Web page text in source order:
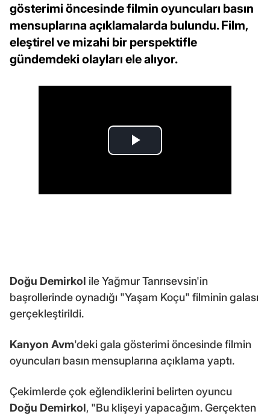
gösterimi öncesinde filmin oyuncuları basın
mensuplarına açıklamalarda bulundu. Film,
eleştirel ve mizahi bir perspektifle
gündemdeki olayları ele alıyor.
Doğu Demirkol ile Yağmur Tanrısevsin'in
başrollerinde oynadığı "Yaşam Koçu" filminin galası
gerçekleştirildi.
Kanyon Avm'deki gala gösterimi öncesinde filmin
oyuncuları basın mensuplarına açıklama yaptı.
Çekimlerde çok eğlendiklerini belirten oyuncu
Doğu Demirkol, "Bu klişeyi yapacağım. Gerçekten